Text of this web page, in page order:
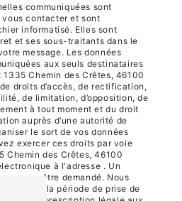
communiquées sont
vous contacter et sont
informatisé. Elles sont
et ses sous-traitants dans le
message. Les données
aux seuls destinataires
Chemin des Crêtes, 46100
droits d’accès, de rectification,
de limitation, d’opposition, de
à tout moment et du droit
auprès d’une autorité de
le sort de vos données
exercer ces droits par voie
Chemin des Crêtes, 46100
à l'adresse . Un
vous être demandé. Nous
pendant la période de prise de